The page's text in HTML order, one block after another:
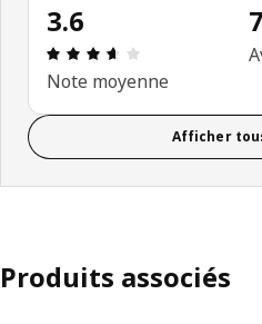
3.6
Évaluation:
Note moyenne
Afficher
Produits associés